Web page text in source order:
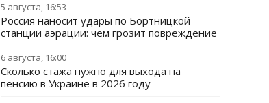
5 августа, 16:53
Россия наносит удары по Бортницкой
станции аэрации: чем грозит повреждение
6 августа, 16:00
Сколько стажа нужно для выхода на
пенсию в Украине в 2026 году